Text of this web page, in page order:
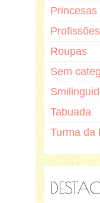
Princesas
Profissões
Roupas
Sem
Tabuada
Turma da